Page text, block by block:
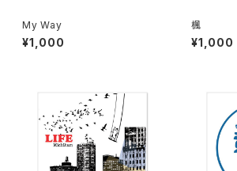
My Way
¥1,000
楓
¥1,000